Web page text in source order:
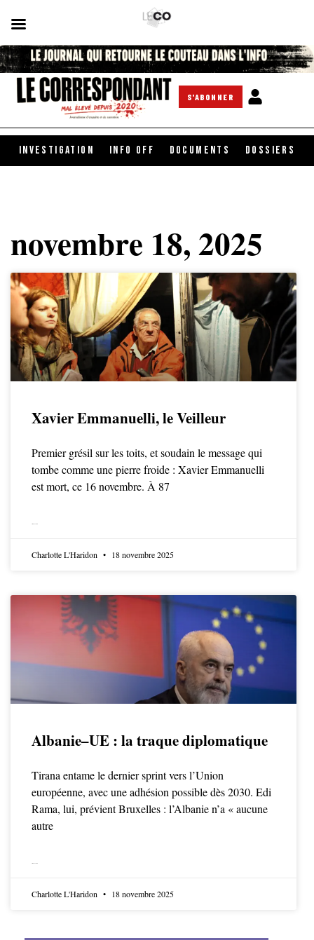
S'ABONNER
INVESTIGATION INFO OFF DOCUMENTS DOSSIERS
novembre 18, 2025
Xavier Emmanuelli, le Veilleur
Premier grésil sur les toits, et soudain le message qui
tombe comme une pierre froide : Xavier Emmanuelli
est mort, ce 16 novembre. À 87
Charlotte L'Haridon 18 novembre 2025
Albanie–UE : la traque diplomatique
Tirana entame le dernier sprint vers l’Union
européenne, avec une adhésion possible dès 2030. Edi
Rama, lui, prévient Bruxelles : l’Albanie n’a « aucune
autre
Charlotte L'Haridon 18 novembre 2025